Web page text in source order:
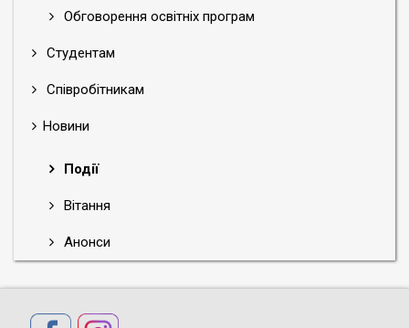
Обговорення освітніх програм
Студентам
Співробітникам
Новини
Події
Вітання
Анонси